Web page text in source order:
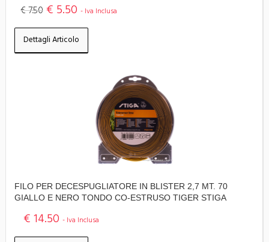
€ 7.50 € 5.50 - Iva Inclusa
Dettagli Articolo
FILO PER DECESPUGLIATORE IN BLISTER 2,7 MT. 70
GIALLO E NERO TONDO CO-ESTRUSO TIGER STIGA
€ 14.50 - Iva Inclusa